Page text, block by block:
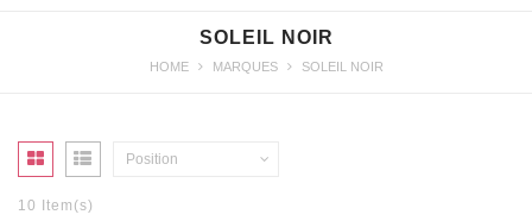
SOLEIL NOIR
HOME MARQUES SOLEIL NOIR
Position
10 Item(s)